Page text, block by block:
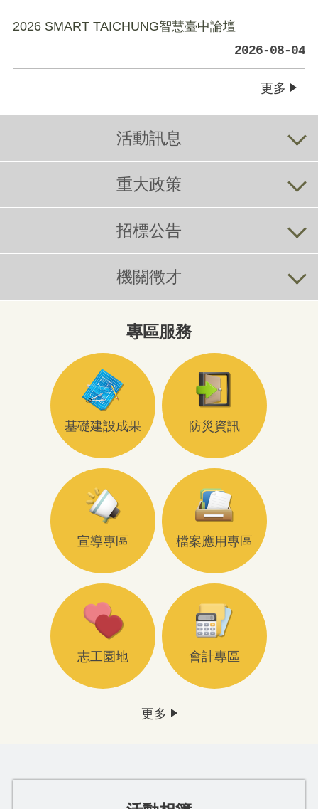
2026 SMART TAICHUNG智慧臺中論壇
2026-08-04
更多
活動訊息
重大政策
招標公告
機關徵才
專區服務
基礎建設成果 防災資訊
宣導專區 檔案應用專區
志工園地 會計專區
更多